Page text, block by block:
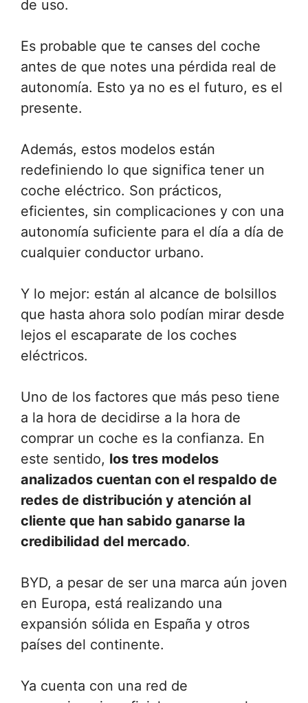
de uso.
Es probable que te canses del coche
antes de que notes una pérdida real de
autonomía. Esto ya no es el futuro, es el
presente.
Además, estos modelos están
redefiniendo lo que significa tener un
coche eléctrico. Son prácticos,
eficientes, sin complicaciones y con una
autonomía suficiente para el día a día de
cualquier conductor urbano.
Y lo mejor: están al alcance de bolsillos
que hasta ahora solo podían mirar desde
lejos el escaparate de los coches
eléctricos.
Uno de los factores que más peso tiene
a la hora de decidirse a la hora de
comprar un coche es la confianza. En
este sentido, los tres modelos
analizados cuentan con el respaldo de
redes de distribución y atención al
cliente que han sabido ganarse la
credibilidad del mercado.
BYD, a pesar de ser una marca aún joven
en Europa, está realizando una
expansión sólida en España y otros
países del continente.
Ya cuenta con una red de